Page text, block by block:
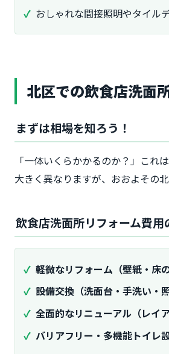
おしゃれな間接照明やタイル
北区での飲食店洗面
まずは相場を知ろう！
「一体いくらかかるのか？」こ
大きく異なりますが、おおよその
飲食店洗面所リフォーム費用
軽微なリフォーム（壁紙・床
設備交換（洗面台・手洗い・
全面的なリニューアル（レイ
バリアフリー・多機能トイレ